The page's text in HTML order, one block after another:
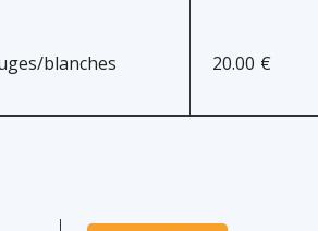
blanches
20.00 €